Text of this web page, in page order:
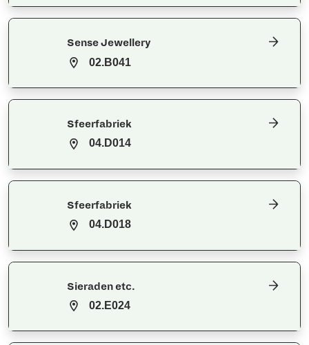
Sense Jewellery
02.B041
Sfeerfabriek
04.D014
Sfeerfabriek
04.D018
Sieraden etc.
02.E024